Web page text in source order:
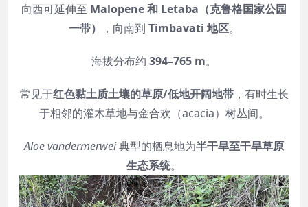
向西可延伸至 Malopene 和 Letaba（克鲁格国家公园
一带）
，向南到 Timbavati 地区。
海拔分布约 394–765 m。
常见于红色黏土质土壤的草原/低地开阔地带，有时生长
于相邻的灌木草地与金合欢（acacia）树丛间。
Aloe vandermerwei典型的栖息地为半干旱至干旱草原
生态系统。